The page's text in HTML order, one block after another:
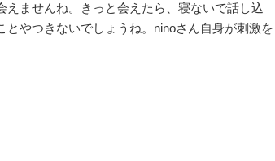
ませんね。きっと会えたら、寝ないで話し込
やつきないでしょうね。ninoさん自身が刺激を